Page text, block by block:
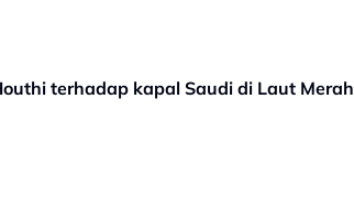
terhadap kapal Saudi di Laut Merah